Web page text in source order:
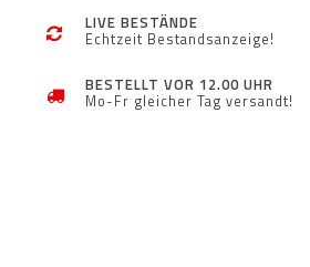
LIVE BESTÄNDE
Echtzeit Bestandsanzeige!
BESTELLT VOR 12.00 UHR
Mo-Fr gleicher Tag versandt!